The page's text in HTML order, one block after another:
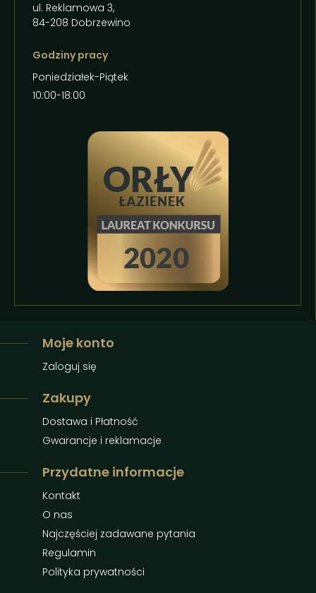
ul. Reklamowa 3,
84-208 Dobrzewino
Godziny pracy
Poniedziałek-Piątek
10:00-18:00
Moje konto
Zaloguj się
Zakupy
Dostawa i Płatność
Gwarancje i reklamacje
Przydatne informacje
Kontakt
O nas
Najczęściej zadawane pytania
Regulamin
Polityka prywatności